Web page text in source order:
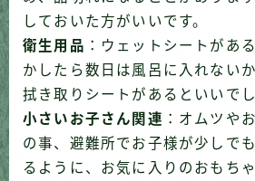
しておいた方がいいです。
衛生用品 ： ウェットシートがあ
かしたら数日は風呂に入れない
拭き取りシートがあるといいでし
小さいお子さん関連 ：オムツや
の事、 避難所でお子様が少しで
るように、お気に入りのおもち